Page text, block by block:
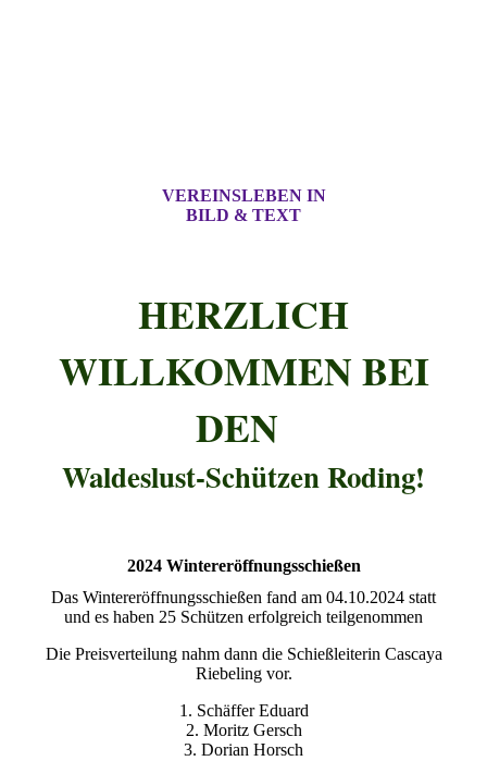
VEREINSLEBEN IN
BILD & TEXT
HERZLICH
WILLKOMMEN BEI
DEN
Waldeslust-Schützen Roding!
2024 Wintereröffnungsschießen
Das Wintereröffnungsschießen fand am 04.10.2024 statt
und es haben 25 Schützen erfolgreich teilgenommen
Die Preisverteilung nahm dann die Schießleiterin Cascaya
Riebeling vor.
1. Schäffer Eduard
2. Moritz Gersch
3. Dorian Horsch